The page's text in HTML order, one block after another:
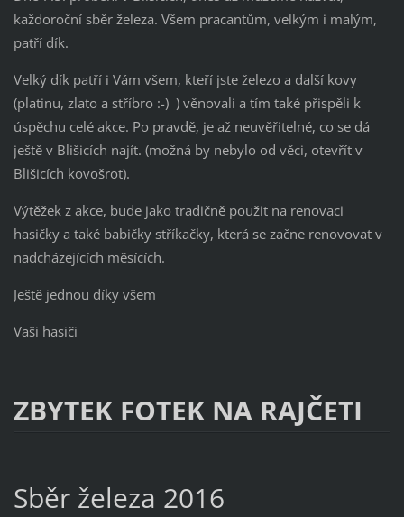
každoroční sběr železa. Všem pracantům, velkým i malým,
patří dík.
Velký dík patří i Vám všem, kteří jste železo a další kovy
(platinu, zlato a stříbro :-) ) věnovali a tím také přispěli k
úspěchu celé akce. Po pravdě, je až neuvěřitelné, co se dá
ještě v Blišicích najít. (možná by nebylo od věci, otevřít v
Blišicích kovošrot).
Výtěžek z akce, bude jako tradičně použit na renovaci
hasičky a také babičky stříkačky, která se začne renovovat v
nadcházejících měsících.
Ještě jednou díky všem
Vaši hasiči
ZBYTEK FOTEK NA RAJČETI
Sběr železa 2016